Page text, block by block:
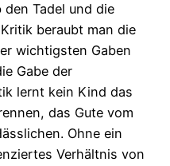
Tadel und die
beraubt man die
wichtigsten Gaben
Gabe der
lernt kein Kind das
das Gute vom
Ohne ein
Verhältnis von